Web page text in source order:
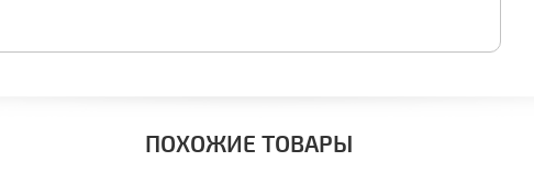
ПОХОЖИЕ ТОВАРЫ